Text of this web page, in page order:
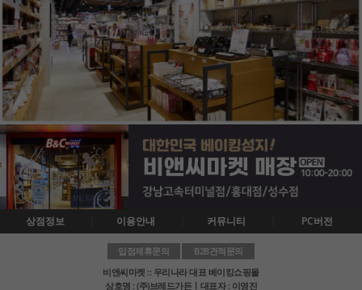
상점정보 이용안내 커뮤니티 PC버전
입점제휴문의
B2B견적문의
비앤씨마켓 :: 우리나라 대표 베이킹쇼핑몰
상호명 : (주)브레드가든ㅣ대표자 : 이영진